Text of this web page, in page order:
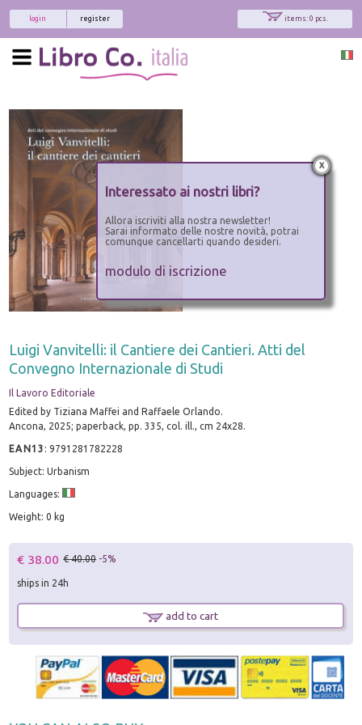
items: 0 pcs.
register
login
Luigi Vanvitelli: il Cantiere dei Cantieri. Atti del
Convegno Internazionale di Studi
Il Lavoro Editoriale
Edited by Tiziana Maffei and Raffaele Orlando.
Ancona, 2025; paperback, pp. 335, col. ill., cm 24x28.
EAN13 :9791281782228
Subject: Urbanism
Languages:
Weight: 0 kg
€ 38.00 € 40.00 -5%
ships in 24h
add to cart
x
Interessato ai nostri libri?
Allora iscriviti alla nostra newsletter!
Sarai informato delle nostre novità, potrai
comunque cancellarti quando desideri.
modulo di iscrizione